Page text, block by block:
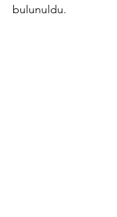
bulunuldu.